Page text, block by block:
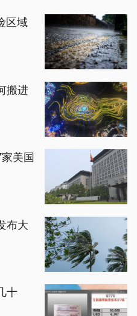
区域
搬进
美国
布大
十